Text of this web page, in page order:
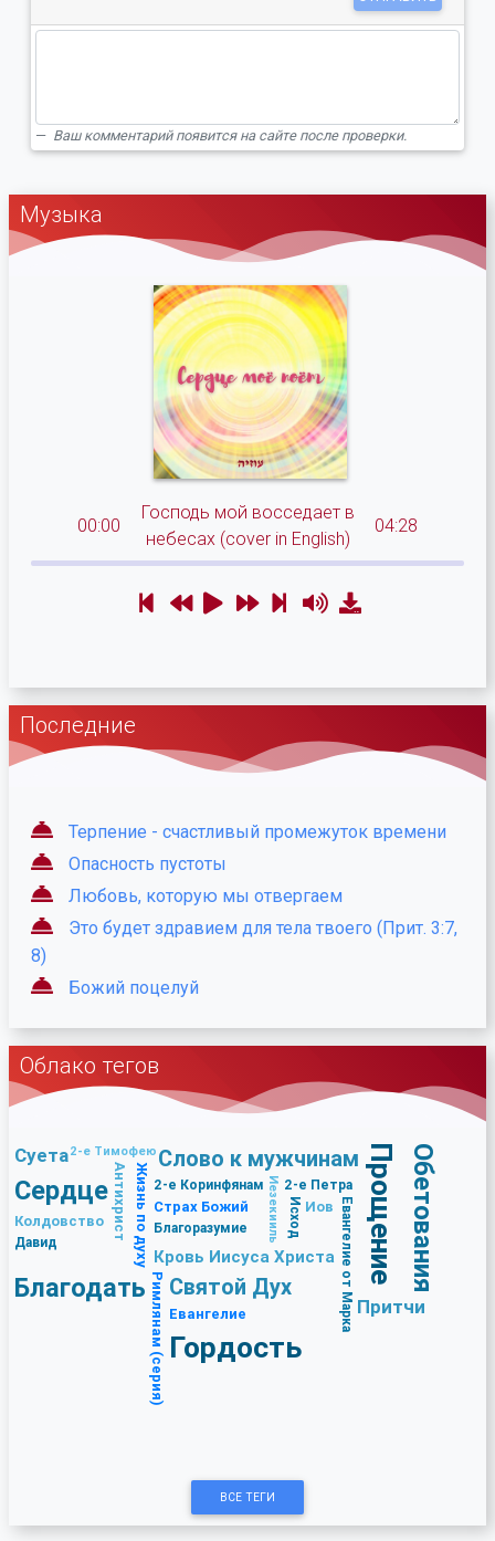
Ваш комментарий появится на сайте после проверки.
Музыка
00:00
Господь мой восседает в
небесах (cover in English)
04:28
Последние
Терпение - счастливый промежуток времени
Опасность пустоты
Любовь, которую мы отвергаем
Это будет здравием для тела твоего (Прит. 3:7,
8)
Божий поцелуй
Облако тегов
Суета2-е Тимофею Слово к мужчинам ПрощениеОбетования
СердцеАнтихристЖизнь по духу 2-е Коринфянам Иезекииль
Кровь Иисуса Христа
2-е Петра
Гордость
Евангелие
Иов
Притчи
Святой Дух
Римлянам (серия)
Давид
Благоразумие Евангелие от Марка
Исход
Колдовство
Страх Божий
Благодать
ВСЕ ТЕГИ